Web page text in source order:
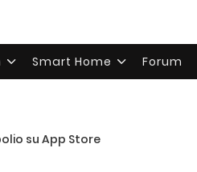
Smart Home Forum
su App Store